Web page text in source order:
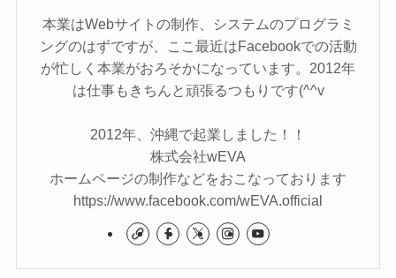
本業はWebサイトの制作、システムのプログラミ
ングのはずですが、ここ最近はFacebookでの活動
が忙しく本業がおろそかになっています。2012年
は仕事もきちんと頑張るつもりです(^^v
2012年、沖縄で起業しました！！
株式会社wEVA
ホームページの制作などをおこなっております
https://www.facebook.com/wEVA.official